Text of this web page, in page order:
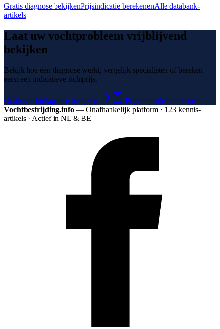
Gratis diagnose bekijkenPrijsindicatie berekenenAlle databank-
artikels
Laat uw vochtprobleem vrijblijvend
bekijken
Bekijk hoe een diagnose werkt, vergelijk specialisten of bereken
eerst een indicatieve richtprijs.
Gratis vochtdiagnose bekijken
Prijsindicatie berekenen
Vochtbestrijding.info — Onafhankelijk platform · 123 kennis­
artikels · Actief in NL & BE